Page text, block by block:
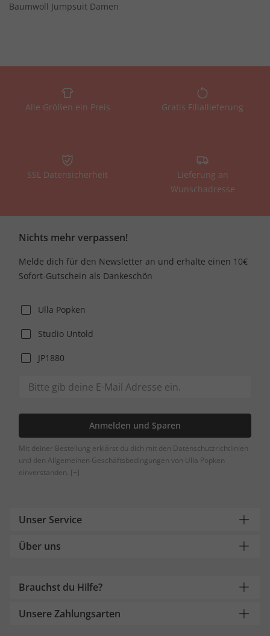
Baumwoll Jumpsuit Damen
Alle Größen ein Preis Gratis Filiallieferung
SSL Datensicherheit
Lieferung an
Wunschadresse
Nichts mehr verpassen!
Melde dich für den Newsletter an und erhalte einen 10€
Sofort-Gutschein als Dankeschön
Ulla Popken
Studio Untold
JP1880
Anmelden und Sparen
Mit deiner Bestellung erklärst du dich mit den Datenschutzrichtlinien
und den Allgemeinen Geschäftsbedingungen von Ulla Popken
einverstanden. [+]
Unser Service
Über uns
Brauchst du Hilfe?
Unsere Zahlungsarten